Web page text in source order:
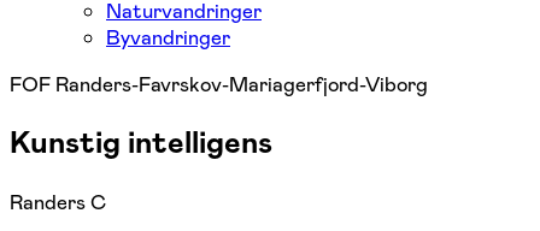
Naturvandringer
Byvandringer
FOF Randers-Favrskov-Mariagerfjord-Viborg
Kunstig intelligens
Randers C